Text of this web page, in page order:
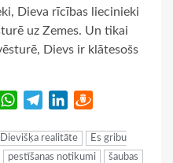
Dieva rīcības liecinieki
uz Zemes. Un tikai
Dievs ir klātesošs
WhatsApp
TelegramLinkedIn
Dievišķa realitāte
Es gribu
pestīšanas notikumi
šaubas